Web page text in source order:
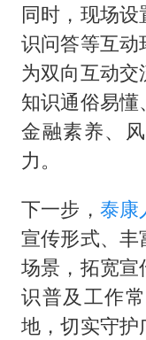
同时，现场
识问答等互
为双向互动
知识通俗易
金融素养、
力。
下一步， 泰康
宣传形式、
场景，拓宽宣
识普及工作
地，切实守